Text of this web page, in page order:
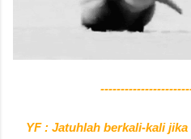
YF : Jatuhlah berkali-kali